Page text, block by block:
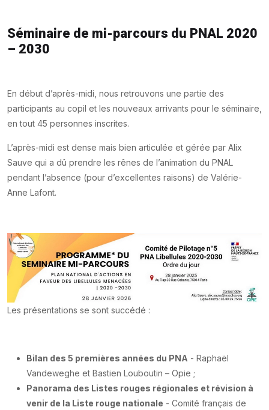
Séminaire de mi-parcours du PNAL 2020
– 2030
En début d’après-midi, nous retrouvons une partie des
participants au copil et les nouveaux arrivants pour le séminaire,
en tout 45 personnes inscrites.
L’après-midi est dense mais bien articulée et gérée par Alix
Sauve qui a dû prendre les rênes de l’animation du PNAL
pendant l’absence (pour d’excellentes raisons) de Valérie-
Anne Lafont.
Les présentations se sont succédé :
Bilan des 5 premières années du PNA - Raphaël
Vandeweghe et Bastien Louboutin – Opie ;
Panorama des Listes rouges régionales et révision à
venir de la Liste rouge nationale - Comité français de